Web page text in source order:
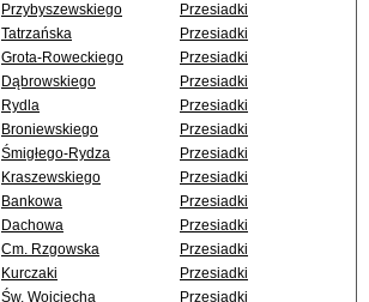
Przybyszewskiego
Przesiadki
Tatrzańska
Przesiadki
Grota-Roweckiego
Przesiadki
Dąbrowskiego
Przesiadki
Rydla
Przesiadki
Broniewskiego
Przesiadki
Śmigłego-Rydza
Przesiadki
Kraszewskiego
Przesiadki
Bankowa
Przesiadki
Dachowa
Przesiadki
Cm. Rzgowska
Przesiadki
Kurczaki
Przesiadki
Św. Wojciecha
Przesiadki